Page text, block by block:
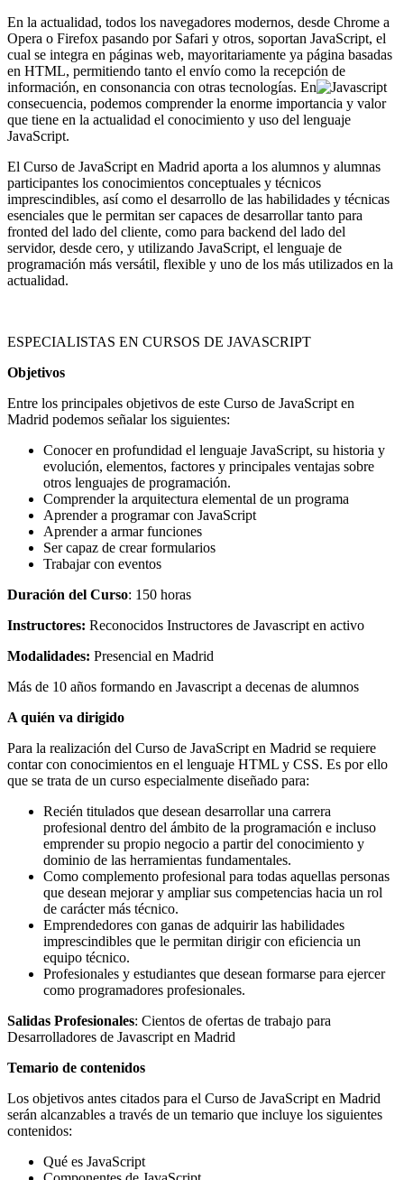
En la actualidad, todos los navegadores modernos, desde Chrome a
Opera o Firefox pasando por Safari y otros, soportan JavaScript, el
cual se integra en páginas web, mayoritariamente ya página basadas
en HTML, permitiendo tanto el envío como la recepción de
información, en consonancia con otras tecnologías. En
consecuencia, podemos comprender la enorme importancia y valor
que tiene en la actualidad el conocimiento y uso del lenguaje
JavaScript.
El Curso de JavaScript en Madrid aporta a los alumnos y alumnas
participantes los conocimientos conceptuales y técnicos
imprescindibles, así como el desarrollo de las habilidades y técnicas
esenciales que le permitan ser capaces de desarrollar tanto para
fronted del lado del cliente, como para backend del lado del
servidor, desde cero, y utilizando JavaScript, el lenguaje de
programación más versátil, flexible y uno de los más utilizados en la
actualidad.
ESPECIALISTAS EN CURSOS DE JAVASCRIPT
Objetivos
Entre los principales objetivos de este Curso de JavaScript en
Madrid podemos señalar los siguientes:
Conocer en profundidad el lenguaje JavaScript, su historia y
evolución, elementos, factores y principales ventajas sobre
otros lenguajes de programación.
Comprender la arquitectura elemental de un programa
Aprender a programar con JavaScript
Aprender a armar funciones
Ser capaz de crear formularios
Trabajar con eventos
Duración del Curso: 150 horas
Instructores: Reconocidos Instructores de Javascript en activo
Modalidades: Presencial en Madrid
Más de 10 años formando en Javascript a decenas de alumnos
A quién va dirigido
Para la realización del Curso de JavaScript en Madrid se requiere
contar con conocimientos en el lenguaje HTML y CSS. Es por ello
que se trata de un curso especialmente diseñado para:
Recién titulados que desean desarrollar una carrera
profesional dentro del ámbito de la programación e incluso
emprender su propio negocio a partir del conocimiento y
dominio de las herramientas fundamentales.
Como complemento profesional para todas aquellas personas
que desean mejorar y ampliar sus competencias hacia un rol
de carácter más técnico.
Emprendedores con ganas de adquirir las habilidades
imprescindibles que le permitan dirigir con eficiencia un
equipo técnico.
Profesionales y estudiantes que desean formarse para ejercer
como programadores profesionales.
Salidas Profesionales: Cientos de ofertas de trabajo para
Desarrolladores de Javascript en Madrid
Temario de contenidos
Los objetivos antes citados para el Curso de JavaScript en Madrid
serán alcanzables a través de un temario que incluye los siguientes
contenidos:
Qué es JavaScript